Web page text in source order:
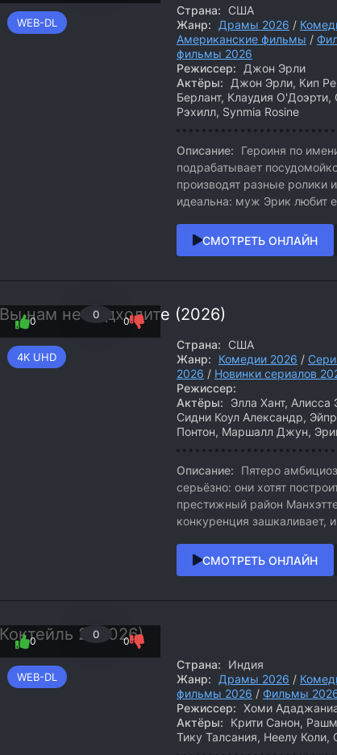
WEB-DL
Страна:
США
Жанр:
Драмы 2026 /
Американские фильмы /
фильмы 2026
Режиссер:
Джон Эрли
Актёры:
Джон Эрли, Кип
Берлант, Клаудия
Рэхилл, Synmia Rosine
Описание:
Героиня по
подрабатывает
производят разные ролики
идеальна: муж Эрик любит
СМОТРЕТЬ ОНЛАЙН
Вы нам не подходите (2026)
4K UHD
0
0 0
Страна:
США
Жанр:
Комедии 2026 /
2026 / Новинки сериалов
Режиссер:
Актёры:
Элла Хант,
Сидни Коул Александр,
Понтон, Маршалл Джун,
Описание:
Пятеро
серьёзно: они хотят
престижный район
конкуренция зашкаливает,
СМОТРЕТЬ ОНЛАЙН
Коктейль 2 (2026)
WEB-DL
0
0 0
Страна:
Индия
Жанр:
Драмы 2026 /
фильмы 2026 / Фильмы
Режиссер: Хоми
Актёры:
Крити Санон,
Тику Талсания, Неелу